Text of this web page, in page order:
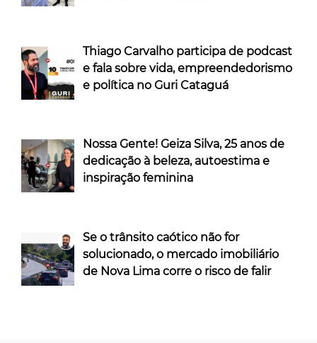
Thiago Carvalho participa de podcast
e fala sobre vida, empreendedorismo
e política no Guri Cataguá
Nossa Gente! Geiza Silva, 25 anos de
dedicação à beleza, autoestima e
inspiração feminina
Se o trânsito caótico não for
solucionado, o mercado imobiliário
de Nova Lima corre o risco de falir